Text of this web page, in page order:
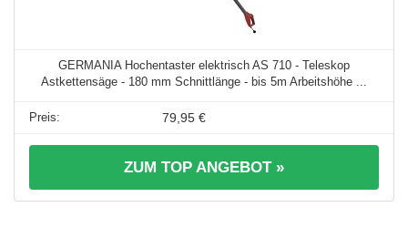
GERMANIA Hochentaster elektrisch AS 710 - Teleskop
Astkettensäge - 180 mm Schnittlänge - bis 5m Arbeitshöhe ...
79,95 €
ZUM TOP ANGEBOT »